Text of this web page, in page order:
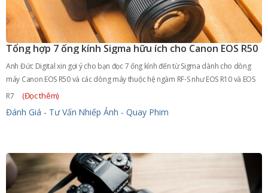
Tổng hợp 7 ống kính Sigma hữu ích cho Canon EOS R50
Anh Đức Digital xin gợi ý cho bạn đọc 7 ống kính đến từ Sigma dành cho dòng
máy Canon EOS R50 và các dòng máy thuộc hệ ngàm RF-S như EOS R10 và EOS
R7
(Đọc thêm)
Đánh Giá - Tư Vấn Nhiếp Ảnh - Quay Phim